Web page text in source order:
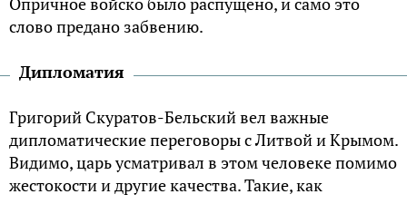
слово предано забвению.
Дипломатия
Григорий Скуратов-Бельский вел важные
дипломатические переговоры с Литвой и Крымом.
Видимо, царь усматривал в этом человеке помимо
жестокости и другие качества. Такие, как